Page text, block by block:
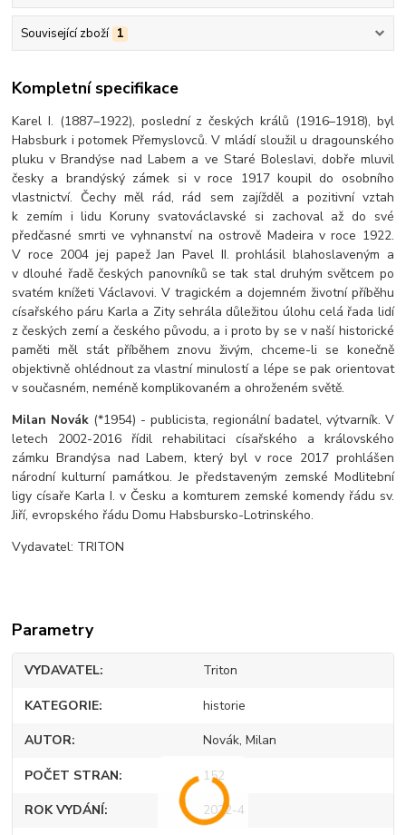
Související zboží 1
Kompletní specifikace
Karel I. (1887–1922), poslední z českých králů (1916–1918), byl
Habsburk i potomek Přemyslovců. V mládí sloužil u dragounského
pluku v Brandýse nad Labem a ve Staré Boleslavi, dobře mluvil
česky a brandýský zámek si v roce 1917 koupil do osobního
vlastnictví. Čechy měl rád, rád sem zajížděl a pozitivní vztah
k zemím i lidu Koruny svatováclavské si zachoval až do své
předčasné smrti ve vyhnanství na ostrově Madeira v roce 1922.
V roce 2004 jej papež Jan Pavel II. prohlásil blahoslaveným a
v dlouhé řadě českých panovníků se tak stal druhým světcem po
svatém knížeti Václavovi. V tragickém a dojemném životní příběhu
císařského páru Karla a Zity sehrála důležitou úlohu celá řada lidí
z českých zemí a českého původu, a i proto by se v naší historické
paměti měl stát příběhem znovu živým, chceme-li se konečně
objektivně ohlédnout za vlastní minulostí a lépe se pak orientovat
v současném, neméně komplikovaném a ohroženém světě.
Milan Novák (*1954) - publicista, regionální badatel, výtvarník. V
letech 2002-2016 řídil rehabilitaci císařského a královského
zámku Brandýsa nad Labem, který byl v roce 2017 prohlášen
národní kulturní památkou. Je představeným zemské Modlitební
ligy císaře Karla I. v Česku a komturem zemské komendy řádu sv.
Jiří, evropského řádu Domu Habsbursko-Lotrinského.
Vydavatel: TRITON
Parametry
VYDAVATEL Triton
KATEGORIE historie
AUTOR Novák, Milan
POČET STRAN 152
ROK VYDÁNÍ 2022-4